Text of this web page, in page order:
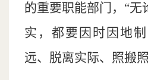
的重要职能部门，“无
实，都要因时因地
远、脱离实际、照搬